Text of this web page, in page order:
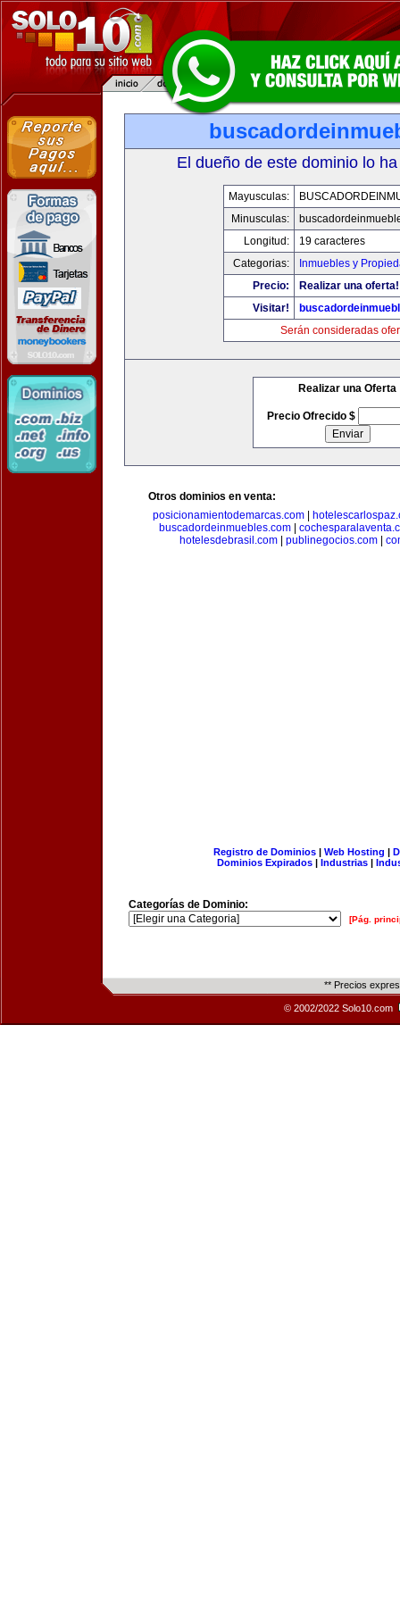
El dueño de este dominio lo
Mayusculas:
Minusculas:
Longitud:
19 caracteres
Categorias:
Inmuebles y
Precio:
Realizar una oferta!
Visitar!
Serán consideradas
Realizar una Oferta
Precio Ofrecido $
Otros dominios en venta:
posicionamientodemarcas.com|
buscadordeinmuebles.com
hotelesdebrasil.com
publinegocios.com
Registro de Dominios| Web Hosting |
Dominios Expirados | Industrias |
Categorías de Dominio:
[Pág.
** Precios
© 2002/2022 Solo10.com